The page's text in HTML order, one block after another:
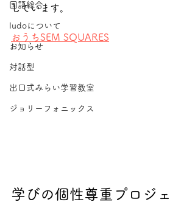
国語総合
ludoについて
お知らせ
対話型
出口式みらい学習教室
ジョリーフォニックス
しています。
おうちSEM SQUARES
学びの個性尊重プロジェ